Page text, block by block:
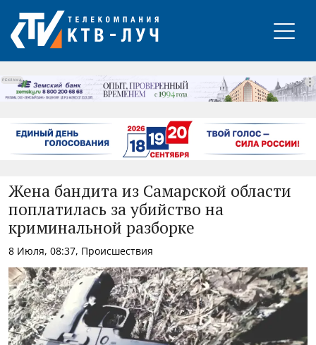
РЕКЛАМА
Жена бандита из Самарской области
поплатилась за убийство на
криминальной разборке
8 Июля, 08:37, Происшествия